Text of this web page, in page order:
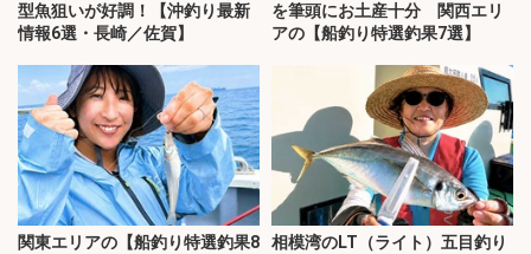
型魚狙いが好調！【沖釣り最新
情報6選・長崎／佐賀】
を筆頭にお土産十分 関西エリ
アの【船釣り特選釣果7選】
関東エリアの【船釣り特選釣果8
相模湾のLT（ライト）五目釣り